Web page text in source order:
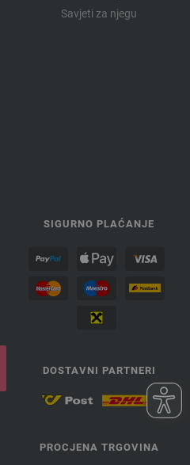
Savjeti za njegu
SIGURNO PLAĆANJE
DOSTAVNI PARTNERI
PROCJENA TRGOVINA